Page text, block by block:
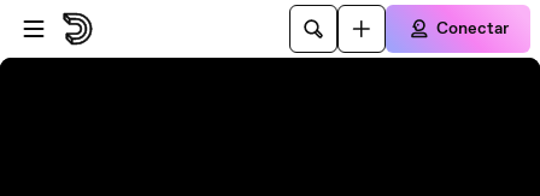
Pular para o player
Ir para o conteúdo principal
Conectar